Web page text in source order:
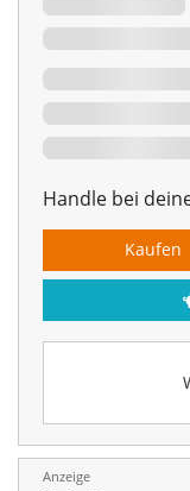
Handle bei
Kaufen
Anzeige